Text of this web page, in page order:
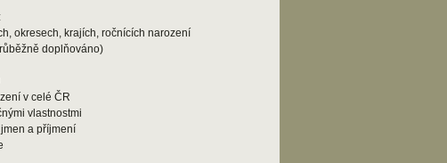
okresech, krajích, ročnících narození
doplňováno)
v celé ČR
vlastnostmi
a příjmení